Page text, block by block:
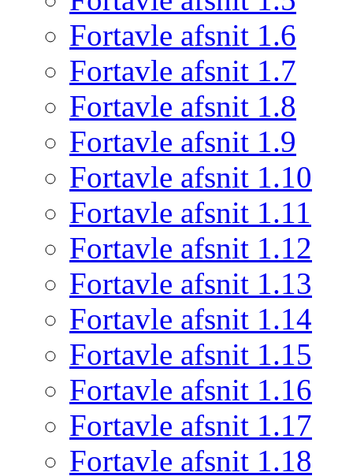
Fortavle afsnit 1.6
Fortavle afsnit 1.7
Fortavle afsnit 1.8
Fortavle afsnit 1.9
Fortavle afsnit 1.10
Fortavle afsnit 1.11
Fortavle afsnit 1.12
Fortavle afsnit 1.13
Fortavle afsnit 1.14
Fortavle afsnit 1.15
Fortavle afsnit 1.16
Fortavle afsnit 1.17
Fortavle afsnit 1.18